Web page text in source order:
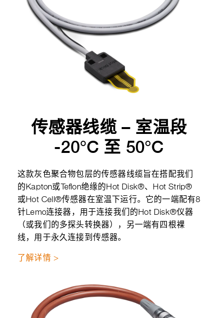
传感器线缆 – 室温段
-20°C 至 50°C
这款灰色聚合物包层的传感器线缆旨在搭配我们
的Kapton或Teflon绝缘的Hot Disk®、Hot Strip®
或Hot Cell®传感器在室温下运行。它的一端配有8
针Lemo连接器，用于连接我们的Hot Disk®仪器
（或我们的多探头转换器），另一端有四根裸
线，用于永久连接到传感器。
了解详情 >